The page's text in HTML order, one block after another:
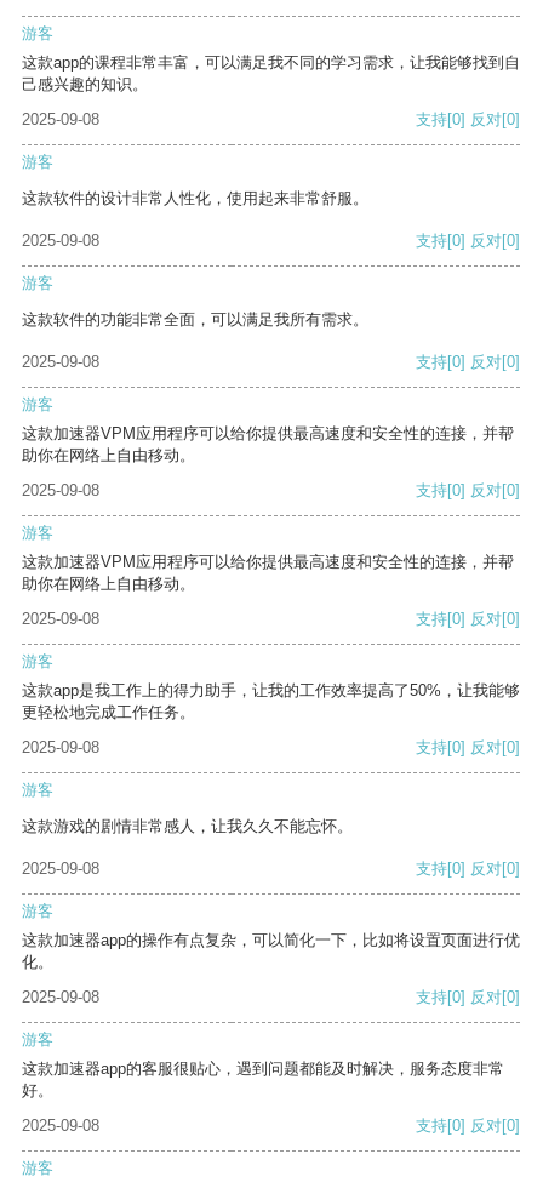
游客
这款app的课程非常丰富，可以满足我不同的学习需求，让我能够找到自
己感兴趣的知识。
2025-09-08
支持[0] 反对[0]
游客
这款软件的设计非常人性化，使用起来非常舒服。
2025-09-08 支持[0] 反对[0]
游客
这款软件的功能非常全面，可以满足我所有需求。
2025-09-08 支持[0] 反对[0]
游客
这款加速器VPM应用程序可以给你提供最高速度和安全性的连接，并帮
助你在网络上自由移动。
2025-09-08
支持[0] 反对[0]
游客
这款加速器VPM应用程序可以给你提供最高速度和安全性的连接，并帮
助你在网络上自由移动。
2025-09-08
支持[0] 反对[0]
游客
这款app是我工作上的得力助手，让我的工作效率提高了50%，让我能够
更轻松地完成工作任务。
2025-09-08
支持[0] 反对[0]
游客
这款游戏的剧情非常感人，让我久久不能忘怀。
2025-09-08 支持[0] 反对[0]
游客
这款加速器app的操作有点复杂，可以简化一下，比如将设置页面进行优
化。
2025-09-08
支持[0] 反对[0]
游客
这款加速器app的客服很贴心，遇到问题都能及时解决，服务态度非常
好。
2025-09-08
支持[0] 反对[0]
游客